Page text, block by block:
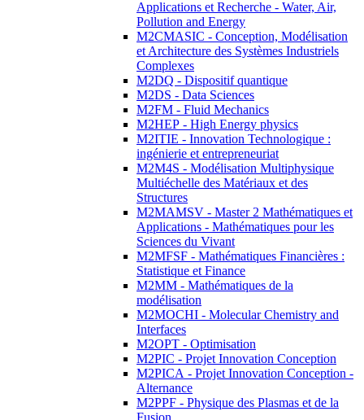
Applications et Recherche - Water, Air,
Pollution and Energy
M2CMASIC - Conception, Modélisation
et Architecture des Systèmes Industriels
Complexes
M2DQ - Dispositif quantique
M2DS - Data Sciences
M2FM - Fluid Mechanics
M2HEP - High Energy physics
M2ITIE - Innovation Technologique :
ingénierie et entrepreneuriat
M2M4S - Modélisation Multiphysique
Multiéchelle des Matériaux et des
Structures
M2MAMSV - Master 2 Mathématiques et
Applications - Mathématiques pour les
Sciences du Vivant
M2MFSF - Mathématiques Financières :
Statistique et Finance
M2MM - Mathématiques de la
modélisation
M2MOCHI - Molecular Chemistry and
Interfaces
M2OPT - Optimisation
M2PIC - Projet Innovation Conception
M2PICA - Projet Innovation Conception -
Alternance
M2PPF - Physique des Plasmas et de la
Fusion